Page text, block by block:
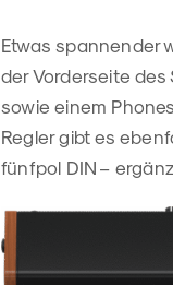
Etwas spannender
der Vorderseite
sowie einem
Regler gibt es
fünfpol DIN –